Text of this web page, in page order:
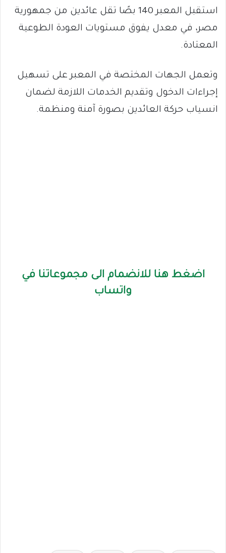
استقبل المعبر 140 بصًا تقل عائدين من جمهورية
مصر، في معدل يفوق مستويات العودة الطوعية
المعتادة.
وتعمل الجهات المختصة في المعبر على تسهيل
إجراءات الدخول وتقديم الخدمات اللازمة لضمان
انسياب حركة العائدين بصورة آمنة ومنظمة.
اضغط هنا للانضمام الى مجموعاتنا في
واتساب